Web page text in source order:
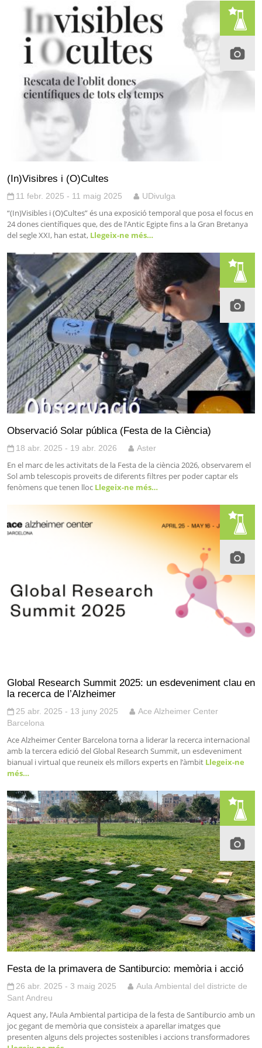
(In)Visibres i (O)Cultes
11 febr. 2025 - 11 maig 2025 UDivulga
“(In)Visibles i (O)Cultes” és una exposició temporal que posa el focus en
24 dones científiques que, des de l’Antic Egipte fins a la Gran Bretanya
del segle XXI, han estat, Llegeix-ne més…
Observació Solar pública (Festa de la Ciència)
18 abr. 2025 - 19 abr. 2026 Aster
En el marc de les activitats de la Festa de la ciència 2026, observarem el
Sol amb telescopis proveïts de diferents filtres per poder captar els
fenòmens que tenen lloc Llegeix-ne més…
Global Research Summit 2025: un esdeveniment clau en
la recerca de l’Alzheimer
25 abr. 2025 - 13 juny 2025
Ace Alzheimer Center
Barcelona
Ace Alzheimer Center Barcelona torna a liderar la recerca internacional
amb la tercera edició del Global Research Summit, un esdeveniment
bianual i virtual que reuneix els millors experts en l’àmbit Llegeix-ne
més…
Festa de la primavera de Santiburcio: memòria i acció
26 abr. 2025 - 3 maig 2025
Aula Ambiental del districte de
Sant Andreu
Aquest any, l’Aula Ambiental participa de la festa de Santiburcio amb un
joc gegant de memòria que consisteix a aparellar imatges que
presenten alguns dels projectes sostenibles i accions transformadores